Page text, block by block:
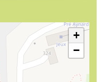
+
−